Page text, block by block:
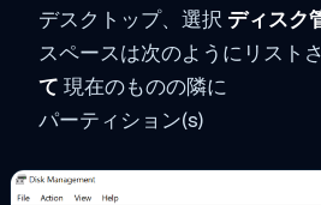
デスクトップ、選択 ディスク
スペースは次のようにリスト
て 現在のものの隣に
パーティション(s)